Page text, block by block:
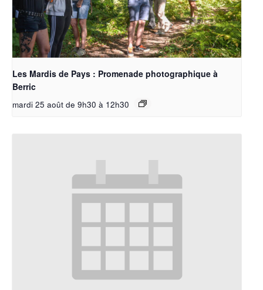
Les Mardis de Pays : Promenade photographique à
Berric
mardi 25 août de 9h30 à 12h30